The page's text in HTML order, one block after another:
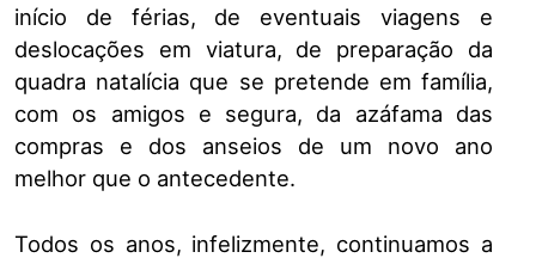
início de férias, de eventuais viagens e
deslocações em viatura, de preparação da
quadra natalícia que se pretende em família,
com os amigos e segura, da azáfama das
compras e dos anseios de um novo ano
melhor que o antecedente.
Todos os anos, infelizmente, continuamos a